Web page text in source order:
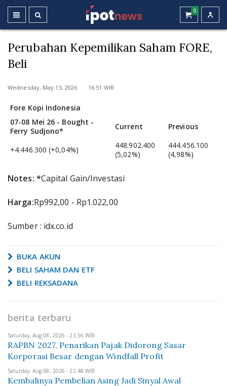
0
Perubahan Kepemilikan Saham FORE,
Beli
Wednesday, May 13, 2026 16:51 WIB
Fore Kopi Indonesia
07-08 Mei 26 - Bought -
Ferry Sudjono*
Current Previous
+4.446.300 (+0,04%)
448.902.400
(5,02%)
444.456.100
(4,98%)
Notes: *Capital Gain/Investasi
Harga:Rp992,00 - Rp1.022,00
Sumber : idx.co.id
BUKA AKUN
BELI SAHAM DAN ETF
BELI REKSADANA
berita terbaru
Saturday, Aug 08, 2026 - 23:56 WIB
RAPBN 2027, Penarikan Pajak Didorong Sasar
Korporasi Besar dengan Windfall Profit
Saturday, Aug 08, 2026 - 22:48 WIB
Kembalinya Pembelian Asing Jadi Sinyal Awal